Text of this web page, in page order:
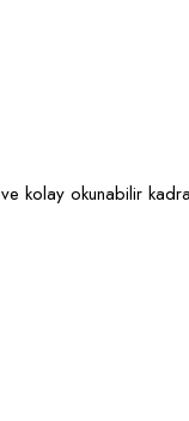
kolay okunabilir